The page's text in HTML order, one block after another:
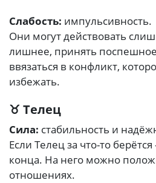
Слабость: импульсивность.
Они могут действовать
лишнее, принять
ввязаться в конфликт,
избежать.
♉ Телец
Сила: стабильность и
Если Телец за что-то
конца. На него можно
отношениях.